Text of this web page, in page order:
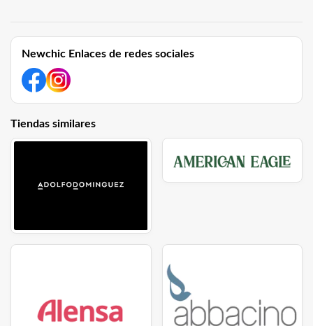
Newchic Enlaces de redes sociales
Tiendas similares